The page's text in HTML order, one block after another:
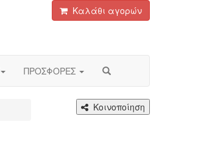
Καλάθι αγορών
ΠΡΟΣΦΟΡΕΣ
Κοινοποίηση